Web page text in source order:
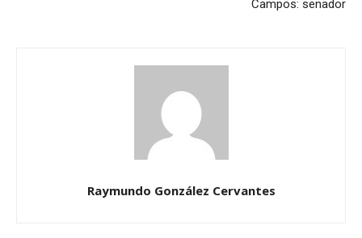
Campos: senador
Raymundo González Cervantes